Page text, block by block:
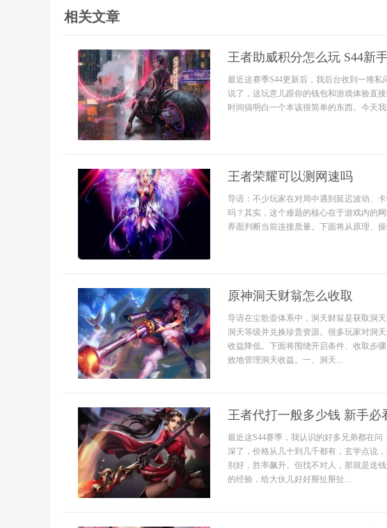
相关文章
王者助威积分怎么玩 S44新
最近这赛季S44更新后，我后台收到一堆
说了，这玩意儿跟你的钱包和游戏体验直
时间搞明白一个本该很简单的东西。今天
王者荣耀可以测网速吗
导语：不少玩家在对局中遇到延迟波动、
吗？其实，这个难题的核心在于游戏内的
界面判断当前连接质量。下面将从原理、
原神洞天财翁怎么收取
导语在尘歌壶体系中，洞天财翁是获取洞
洞天等级并兑换珍贵资源。很多玩家对洞
收益降低。下面将围绕开启条件、收取步
效地管理洞天收益。一、洞天...
王者代打一般多少钱 新手必
最近这S44赛季，我认识的好多兄弟都在
深了，价格从几十到几千都有，玄学点说
别好，胜率飙升。但找不对人，那就是送
的经验，给大伙儿好好掰扯掰扯...